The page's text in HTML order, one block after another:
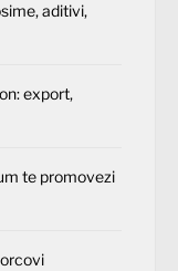
aditivi,
export,
te promovezi